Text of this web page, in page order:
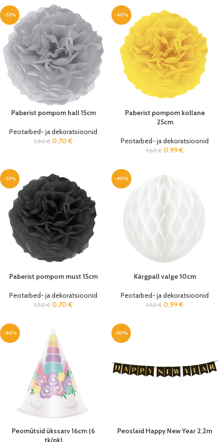
-53%
Paberist pompom hall 15cm
Peotarbed- ja dekoratsioonid
1,50€ 0,70 €
-40%
Paberist pompom kollane
25cm
Peotarbed- ja dekoratsioonid
1,65€ 0,99€
-53%
Paberist pompom must 15cm
Peotarbed- ja dekoratsioonid
1,50€ 0,70 €
-40%
Kärgpall valge 10cm
Peotarbed- ja dekoratsioonid
1,65€ 0,99€
-40%
Peomütsid ükssarv 16cm (6
tk/pk)
-50%
Peoslaid Happy New Year 2,2m